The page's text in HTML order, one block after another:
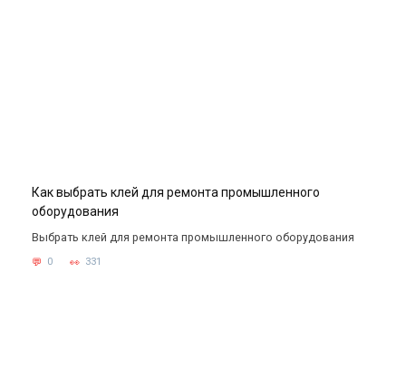
Как выбрать клей для ремонта промышленного
оборудования
Выбрать клей для ремонта промышленного оборудования
0 331